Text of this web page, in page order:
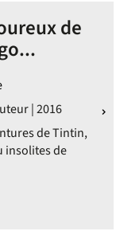
de
| 2016
de Tintin,
insolites de